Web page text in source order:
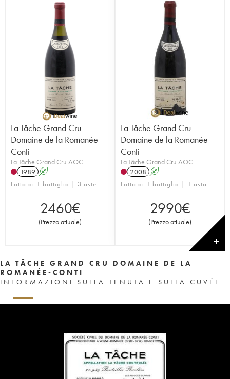
La Tâche Grand Cru
Domaine de la Romanée-
Conti
La Tâche Grand Cru AOC
1989 A
Lotto di 1 bottiglia | 3 aste
2460€
(Prezzo attuale)
La Tâche Grand Cru
Domaine de la Romanée-
Conti
La Tâche Grand Cru AOC
2008 A
Lotto di 1 bottiglia | 1 asta
2990€
(Prezzo attuale)
✕
LA TÂCHE GRAND CRU DOMAINE DE LA
ROMANÉE-CONTI
INFORMAZIONI SULLA TENUTA E SULLA CUVÉE